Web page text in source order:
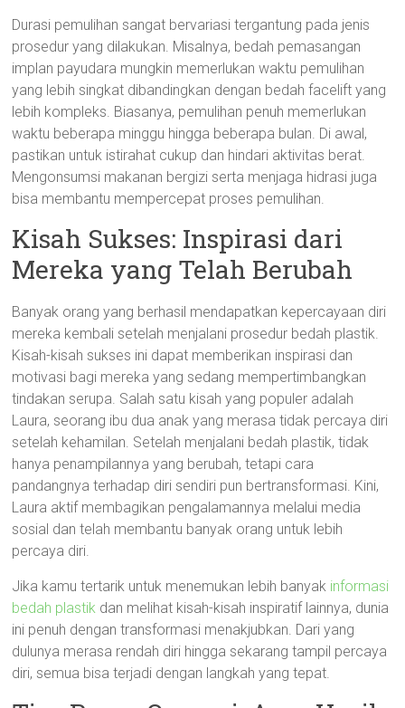
Durasi pemulihan sangat bervariasi tergantung pada jenis
prosedur yang dilakukan. Misalnya, bedah pemasangan
implan payudara mungkin memerlukan waktu pemulihan
yang lebih singkat dibandingkan dengan bedah facelift yang
lebih kompleks. Biasanya, pemulihan penuh memerlukan
waktu beberapa minggu hingga beberapa bulan. Di awal,
pastikan untuk istirahat cukup dan hindari aktivitas berat.
Mengonsumsi makanan bergizi serta menjaga hidrasi juga
bisa membantu mempercepat proses pemulihan.
Kisah Sukses: Inspirasi dari
Mereka yang Telah Berubah
Banyak orang yang berhasil mendapatkan kepercayaan diri
mereka kembali setelah menjalani prosedur bedah plastik.
Kisah-kisah sukses ini dapat memberikan inspirasi dan
motivasi bagi mereka yang sedang mempertimbangkan
tindakan serupa. Salah satu kisah yang populer adalah
Laura, seorang ibu dua anak yang merasa tidak percaya diri
setelah kehamilan. Setelah menjalani bedah plastik, tidak
hanya penampilannya yang berubah, tetapi cara
pandangnya terhadap diri sendiri pun bertransformasi. Kini,
Laura aktif membagikan pengalamannya melalui media
sosial dan telah membantu banyak orang untuk lebih
percaya diri.
Jika kamu tertarik untuk menemukan lebih banyak informasi
bedah plastik dan melihat kisah-kisah inspiratif lainnya, dunia
ini penuh dengan transformasi menakjubkan. Dari yang
dulunya merasa rendah diri hingga sekarang tampil percaya
diri, semua bisa terjadi dengan langkah yang tepat.